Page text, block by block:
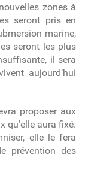
zones à
seront pris en
marine,
seront les plus
il sera
aujourd’hui
proposer aux
qu’elle aura fixé.
elle le fera
prévention des